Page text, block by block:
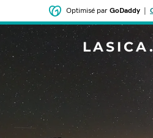
Optimisé par GoDaddy